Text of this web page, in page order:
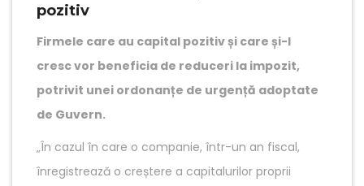
pozitiv
Firmele care au capital pozitiv și care și-l
cresc vor beneficia de reduceri la impozit,
potrivit unei ordonanțe de urgență adoptate
de Guvern.
„În cazul în care o companie, într-un an fiscal,
înregistrează o creștere a capitalurilor proprii